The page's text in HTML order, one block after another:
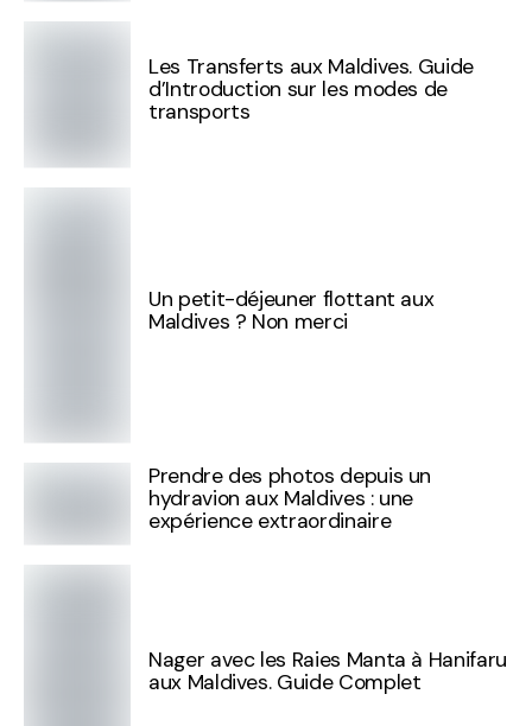
Les Transferts aux Maldives. Guide
d’Introduction sur les modes de
transports
Un petit-déjeuner flottant aux
Maldives ? Non merci
Prendre des photos depuis un
hydravion aux Maldives : une
expérience extraordinaire
Nager avec les Raies Manta à Hanifaru
aux Maldives. Guide Complet